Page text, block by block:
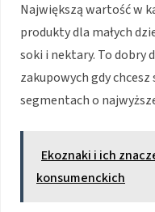
Największą wartość w
produkty dla małych
soki i nektary. To
zakupowych gdy
segmentach o
Ekoznaki i ich
konsumenckich